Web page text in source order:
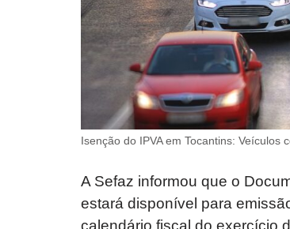
Isenção do IPVA em Tocantins: Veículos
A Sefaz informou que o
estará disponível para
calendário fiscal do exercício